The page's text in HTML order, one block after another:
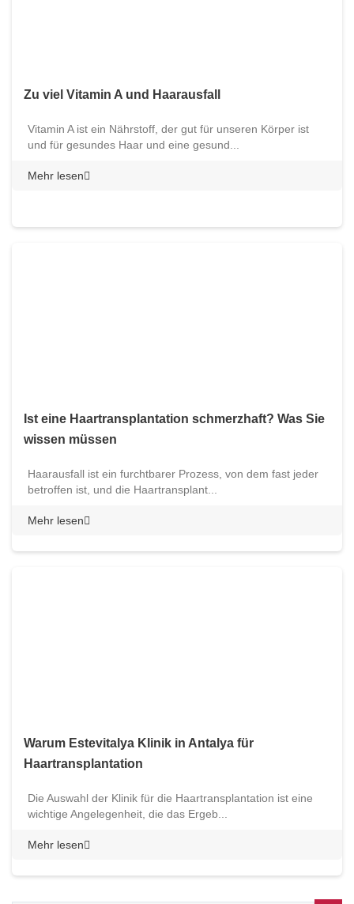
Zu viel Vitamin A und Haarausfall
Vitamin A ist ein Nährstoff, der gut für unseren Körper ist
und für gesundes Haar und eine gesund...
Mehr lesen
Ist eine Haartransplantation schmerzhaft? Was Sie
wissen müssen
Haarausfall ist ein furchtbarer Prozess, von dem fast jeder
betroffen ist, und die Haartransplant...
Mehr lesen
Warum Estevitalya Klinik in Antalya für
Haartransplantation
Die Auswahl der Klinik für die Haartransplantation ist eine
wichtige Angelegenheit, die das Ergeb...
Mehr lesen